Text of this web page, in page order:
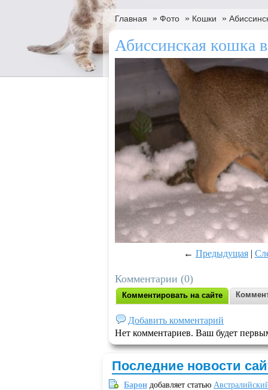
Главная » Фото » Кошки »
Абиссинская кошка
← Предыдущая|
Комментарии (0)
Комментировать на сайте
Добавить комментарий
Нет комментариев. Ваш будет
Последние новости
Барон добавляет статью